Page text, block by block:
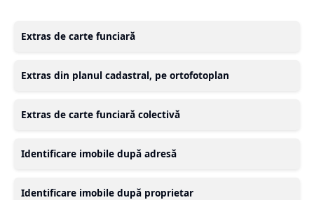
Extras de carte funciară
Extras din planul cadastral, pe ortofotoplan
Extras de carte funciară colectivă
Identificare imobile după adresă
Identificare imobile după proprietar